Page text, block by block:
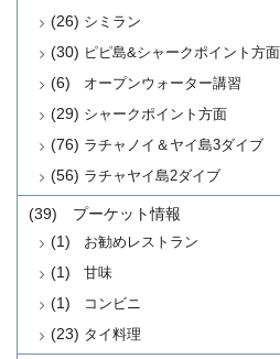
シミラン
(26)
ピピ島&シャークポイント方面
(30)
オープンウォーター講習
(6)
シャークポイント方面
(29)
ラチャノイ＆ヤイ島3ダイブ
(76)
ラチャヤイ島2ダイブ
(56)
プーケット情報
(39)
お勧めレストラン
(1)
甘味
(1)
コンビニ
(1)
タイ料理
(23)